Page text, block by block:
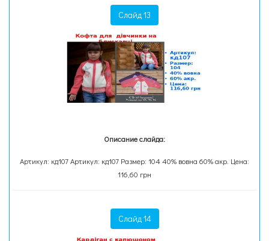
Слайд 13
Описание слайда:
Артикул: кд107 Артикул: кд107 Размер: 104 40% вовна 60% акр. Цена:
116,60 грн
Слайд 14